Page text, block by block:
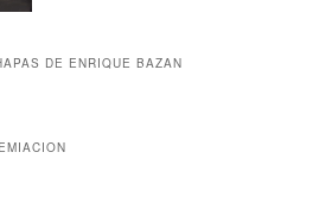
DE ENRIQUE BAZAN